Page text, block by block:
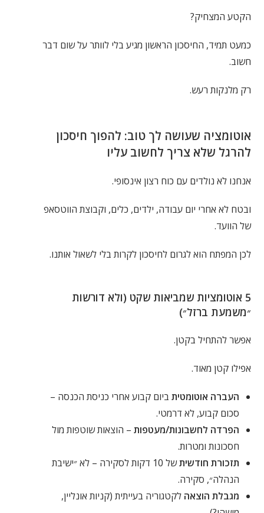
הקטע המצחיק?
כמעט תמיד, החיסכון הראשון מגיע בלי לוותר על שום דבר
חשוב.
רק מלנקות רעש.
אוטומציה שעושה לך טוב: להפוך חיסכון
להרגל שלא צריך לחשוב עליו
אנחנו לא נולדים עם כוח רצון אינסופי.
ובטח לא אחרי יום עבודה, ילדים, כלים, וקבוצת הווטסאפ
של הוועד.
לכן המפתח הוא לגרום לחיסכון לקרות בלי לשאול אותנו.
5 אוטומציות שמביאות שקט (ולא דורשות
״משמעת ברזל״)
אפשר להתחיל בקטן.
אפילו קטן מאוד.
העברה אוטומטית ביום קבוע אחרי כניסת הכנסה –
סכום קבוע, לא דרמטי.
הפרדה לחשבונות/מעטפות – הוצאות שוטפות מול
חסכונות ומטרות.
תזכורת חודשית
של 10 דקות לסקירה – לא ״ישיבת
הנהלה״, סקירה.
מגבלת הוצאה לקטגוריה בעייתית (קניות אונליין,